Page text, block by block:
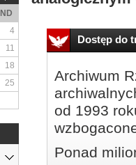
Dostęp do
Archiwum
od 1993
Ponad
ND
4
11
18
25